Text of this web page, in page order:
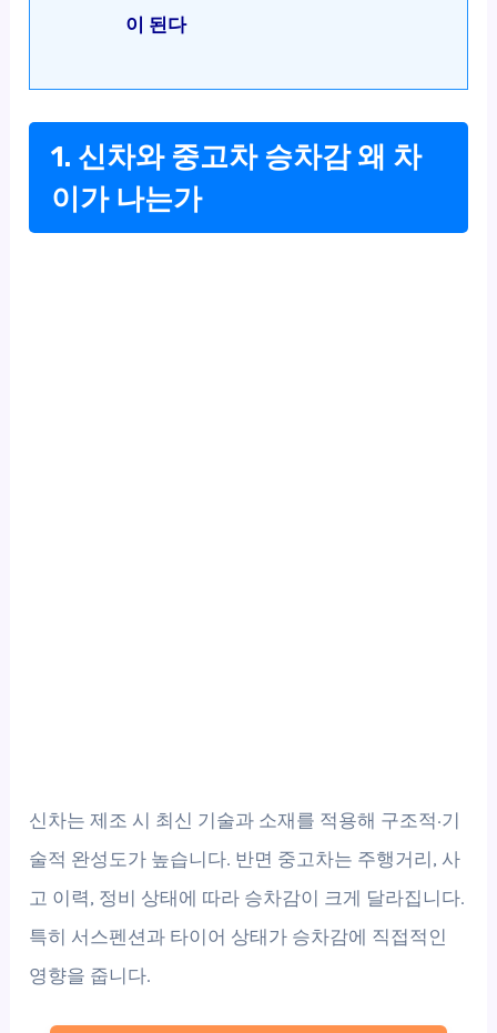
이 된다
1. 신차와 중고차 승차감 왜 차
이가 나는가
신차는 제조 시 최신 기술과 소재를 적용해 구조적·기
술적 완성도가 높습니다. 반면 중고차는 주행거리, 사
고 이력, 정비 상태에 따라 승차감이 크게 달라집니다.
특히 서스펜션과 타이어 상태가 승차감에 직접적인
영향을 줍니다.